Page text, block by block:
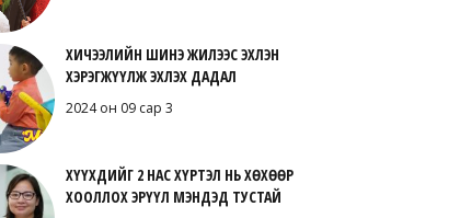
ХИЧЭЭЛИЙН ШИНЭ ЖИЛЭЭС ЭХЛЭН
ХЭРЭГЖҮҮЛЖ ЭХЛЭХ ДАДАЛ
2024 он 09 сар 3
ХҮҮХДИЙГ 2 НАС ХҮРТЭЛ НЬ ХӨХӨӨР
ХООЛЛОХ ЭРҮҮЛ МЭНДЭД ТУСТАЙ